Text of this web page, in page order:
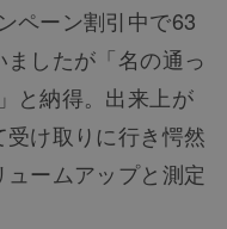
ペーン割引中で63
したが「名の通っ
と納得。出来上が
け取りに行き愕然
ュームアップと測定